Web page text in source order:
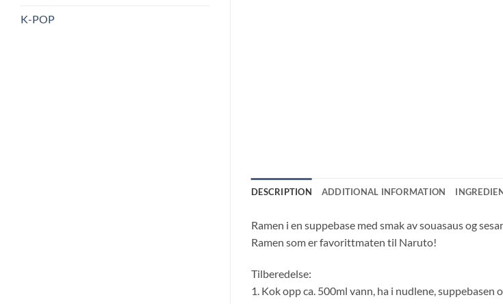
K-POP
DESCRIPTION ADDITIONAL INFORMATION
Ramen i en suppebase med smak av souasaus og
Ramen som er favorittmaten til Naruto!
Tilberedelse:
1. Kok opp ca. 500ml vann, ha i nudlene, suppebasen